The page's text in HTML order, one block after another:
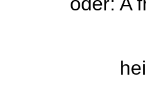
heit geh